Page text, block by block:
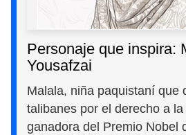
Personaje que inspira:
Yousafzai
Malala, niña paquistaní que
talibanes por el derecho a
ganadora del Premio Nobel